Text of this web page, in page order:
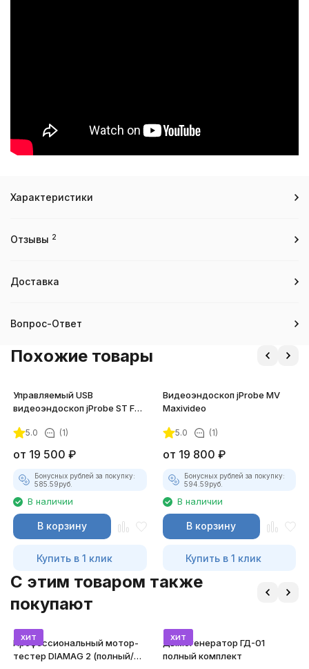
Характеристики
Отзывы 2
Доставка
Вопрос-Ответ
Похожие товары
Управляемый USB
видеоэндоскоп jProbe ST Far
5.0 (1)
от 19 500 ₽
Бонусных рублей за покупку:
585.59руб.
В наличии
В корзину
Купить в 1 клик
Видеоэндоскоп jProbe MV
Maxivideo
5.0 (1)
от 19 800 ₽
Бонусных рублей за покупку:
594.59руб.
В наличии
В корзину
Купить в 1 клик
C этим товаром также
покупают
хит
Профессиональный мотор-
тестер DIAMAG 2 (полный/
хит
Дымогенератор ГД-01
полный комплект